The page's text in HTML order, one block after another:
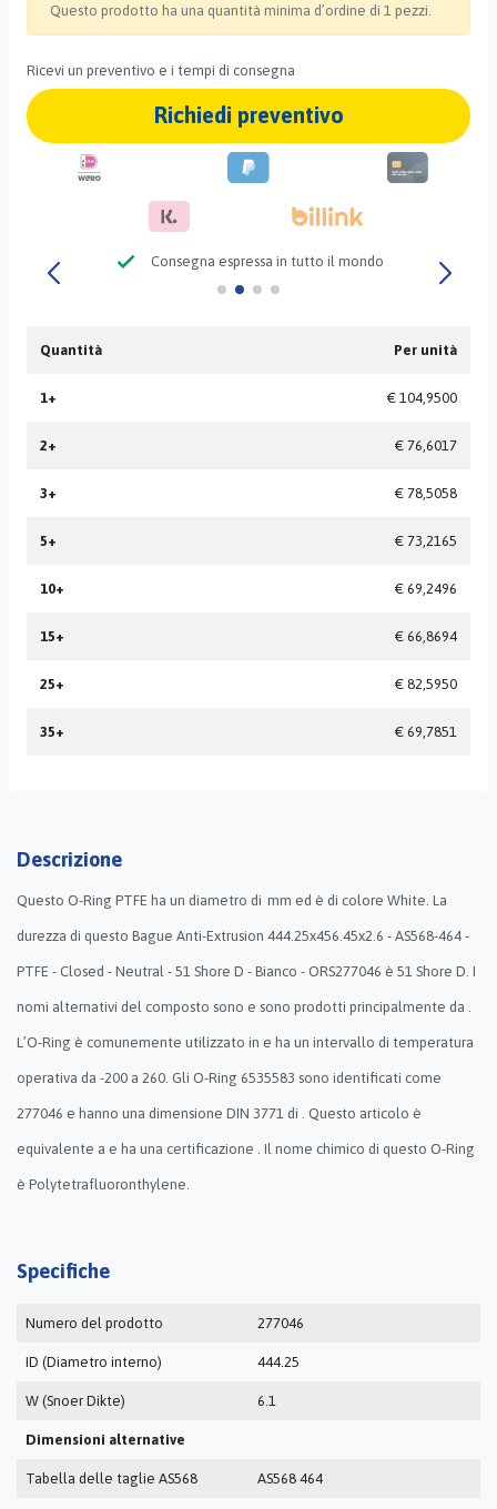
Questo prodotto ha una quantità minima d’ordine di 1 pezzi.
Ricevi un preventivo e i tempi di consegna
Richiedi preventivo
check Consegna espressa in tutto il mondo
Quantità Per unità
1+ € 104,9500
2+ € 76,6017
3+ € 78,5058
5+ € 73,2165
10+ € 69,2496
15+ € 66,8694
25+ € 82,5950
35+ € 69,7851
Descrizione
Questo O-Ring PTFE ha un diametro di mm ed è di colore White. La
durezza di questo Bague Anti-Extrusion 444.25x456.45x2.6 - AS568-464 -
PTFE - Closed - Neutral - 51 Shore D - Bianco - ORS277046 è 51 Shore D. I
nomi alternativi del composto sono e sono prodotti principalmente da .
L’O-Ring è comunemente utilizzato in e ha un intervallo di temperatura
operativa da -200 a 260. Gli O-Ring 6535583 sono identificati come
277046 e hanno una dimensione DIN 3771 di . Questo articolo è
equivalente a e ha una certificazione . Il nome chimico di questo O-Ring
è Polytetrafluoronthylene.
Specifiche
Numero del prodotto 277046
ID (Diametro interno) 444.25
W (Snoer Dikte) 6.1
Dimensioni alternative
Tabella delle taglie AS568 AS568 464